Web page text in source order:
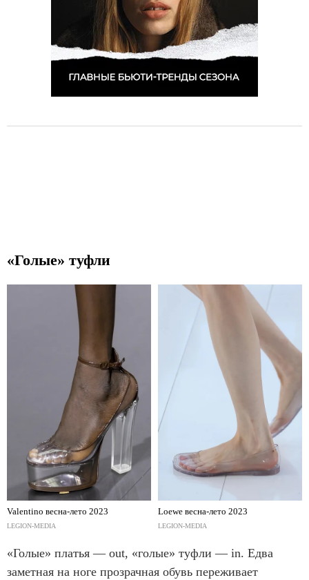
«Голые» туфли
Valentino весна-лето 2023
LEGION-MEDIA
Loewe весна-лето 2023
LEGION-MEDIA
«Голые» платья — out, «голые» туфли — in. Едва
заметная на ноге прозрачная обувь переживает